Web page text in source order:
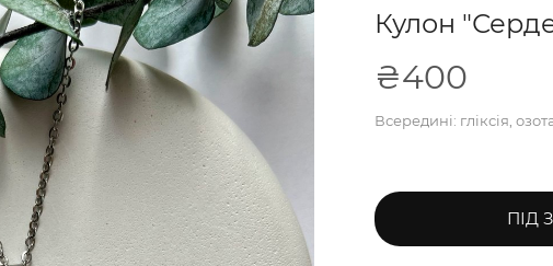
Кулон
₴400
Всередині: гліксія,
ПІД